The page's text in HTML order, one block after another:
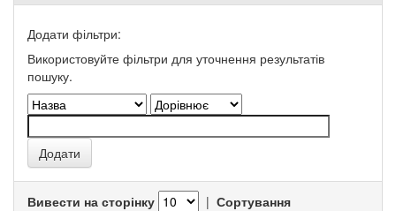
Додати фільтри:
Використовуйте фільтри для уточнення результатів
пошуку.
Вивести на сторінку | Сортування